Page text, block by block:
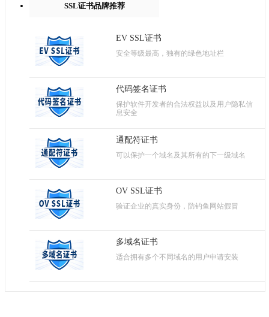
SSL证书品牌推荐
EV SSL证书
安全等级最高，独有的绿色地址栏
代码签名证书
保护软件开发者的合法权益以及用户隐私信
息安全
通配符证书
可以保护一个域名及其所有的下一级域名
OV SSL证书
验证企业的真实身份，防钓鱼网站假冒
多域名证书
适合拥有多个不同域名的用户申请安装